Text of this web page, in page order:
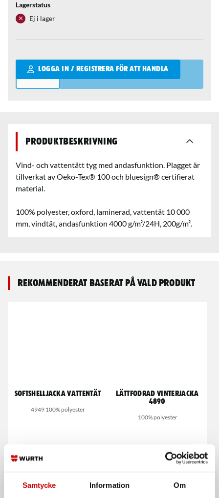
Samtycke Information Om
Lagerstatus
Ej i lager
LOGGA IN / REGISTRERA FÖR ATT HANDLA
Qantity
Produktbeskrivning
Vind- och vattentätt tyg med andasfunktion. Plagget är
tillverkat av Oeko-Tex® 100 och bluesign® certifierat
material.
100% polyester, oxford, laminerad, vattentät 10 000
mm, vindtät, andasfunktion 4000 g/m²/24H, 200g/m².
Rekommenderat baserat på vald produkt
Softshelljacka vattentät
4949 100% polyester
Lättfodrad Vinterjacka
4890
100% polyester